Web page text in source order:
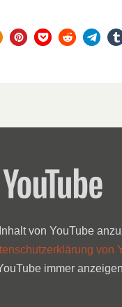
von YouTube
von
immer anzeigen